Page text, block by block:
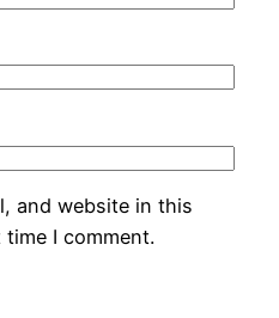
and website in this
I comment.